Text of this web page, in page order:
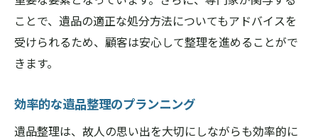
ことで、遺品の適正な処分方法についてもアドバイスを
受けられるため、顧客は安心して整理を進めることがで
きます。
効率的な遺品整理のプランニング
遺品整理は、故人の思い出を大切にしながらも効率的に